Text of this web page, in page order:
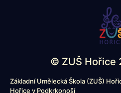
© ZUŠ Hořice
Základní Umělecká Škola (ZUŠ)
Hořice v Podkrkonoší